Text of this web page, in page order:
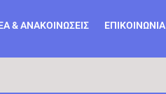
& ΑΝΑΚΟΙΝΩΣΕΙΣ ΕΠΙΚΟΙΝΩΝΙΑ